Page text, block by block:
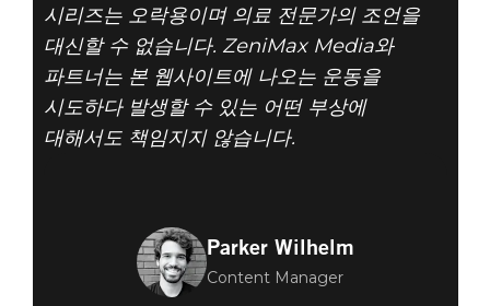
시리즈는 오락용이며 의료 전문가의 조언을
대신할 수 없습니다. ZeniMax Media와
파트너는 본 웹사이트에 나오는 운동을
시도하다 발생할 수 있는 어떤 부상에
대해서도 책임지지 않습니다.
Parker Wilhelm
Content Manager